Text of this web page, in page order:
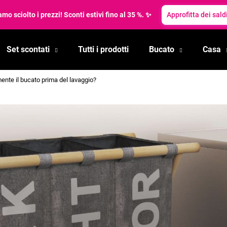
sciolto i prezzi! Sconti estivi fino al 35 %. ✨ Approfitta dei
Set scontati Tutti i prodotti Bucato Casa
il bucato prima del lavaggio?
Cosa state cercando?
Si consiglia di